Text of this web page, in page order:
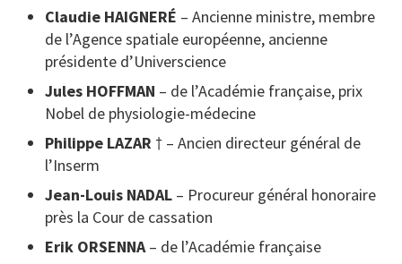
Claudie HAIGNERÉ – Ancienne ministre, membre
de l’Agence spatiale européenne, ancienne
présidente d’Universcience
Jules HOFFMAN – de l’Académie française, prix
Nobel de physiologie-médecine
Philippe LAZAR † – Ancien directeur général de
l’Inserm
Jean-Louis NADAL – Procureur général honoraire
près la Cour de cassation
Erik ORSENNA– de l’Académie française